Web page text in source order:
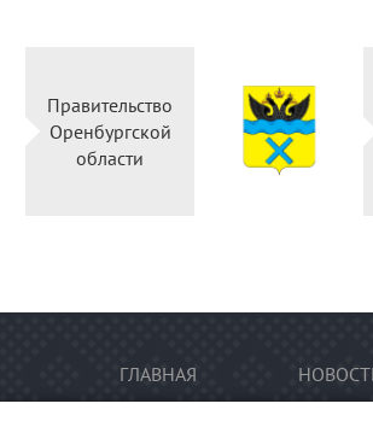
Правительство
Оренбургской
области
ГЛАВНАЯ